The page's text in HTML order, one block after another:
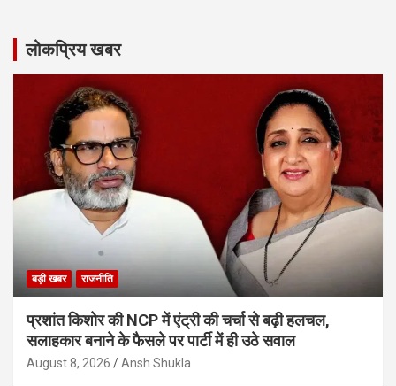
लोकप्रिय खबर
बड़ी खबर राजनीति
प्रशांत किशोर की NCP में एंट्री की चर्चा से बढ़ी हलचल,
सलाहकार बनाने के फैसले पर पार्टी में ही उठे सवाल
August 8, 2026 Ansh Shukla